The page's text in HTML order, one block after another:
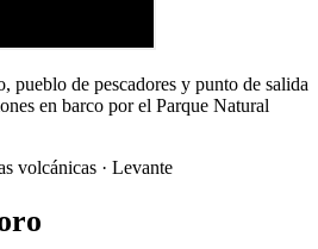
pueblo de pescadores y punto de salida
en barco por el Parque Natural
volcánicas · Levante